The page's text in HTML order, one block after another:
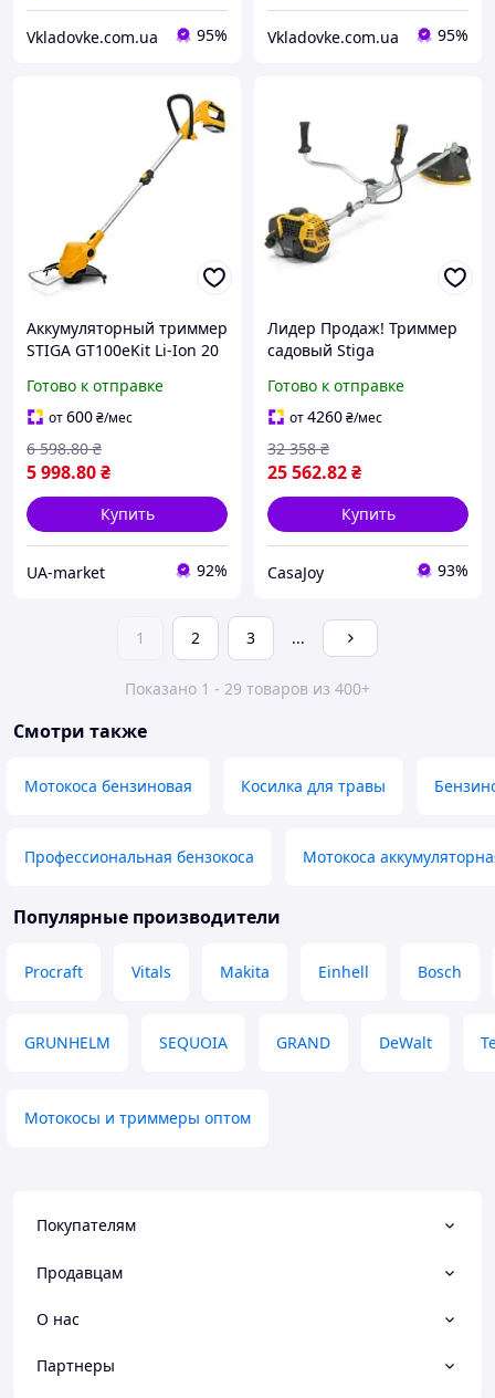
Vkladovke.com.ua 95% Vkladovke.com.ua 95%
Аккумуляторный триммер
STIGA GT100eKit Li-Ion 20
кошения 25 см емкость
аккумулятора 2 Ач
Готово к отправке
от600₴/мес
5 998.80₴
6 598.80 ₴
Купить
UA-market 92%
Лидер Продаж! Триммер
садовый Stiga
и леска, вес 7.4 кг
(BC740B) - КлікБай
Готово к отправке
от4260₴/мес
25 562.82₴
32 358 ₴
Купить
CasaJoy 93%
1 2 3 ...
Показано 1 - 29 товаров из 400+
Смотри также
Мотокоса бензиновая Косилка для травы
Профессиональная бензокоса Мотокоса
Популярные производители
Procraft Vitals Makita Einhell Bosch
GRUNHELM SEQUOIA GRAND DeWalt
Мотокосы и триммеры оптом
Покупателям
Продавцам
О нас
Партнеры